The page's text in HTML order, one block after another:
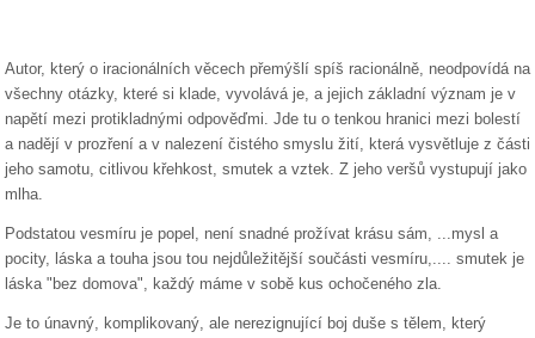
Autor, který o iracionálních věcech přemýšlí spíš racionálně, neodpovídá na
všechny otázky, které si klade, vyvolává je, a jejich základní význam je v
napětí mezi protikladnými odpověďmi. Jde tu o tenkou hranici mezi bolestí
a nadějí v prozření a v nalezení čistého smyslu žití, která vysvětluje z části
jeho samotu, citlivou křehkost, smutek a vztek. Z jeho veršů vystupují jako
mlha.
Podstatou vesmíru je popel, není snadné prožívat krásu sám, ...mysl a
pocity, láska a touha jsou tou nejdůležitější součásti vesmíru,.... smutek je
láska "bez domova", každý máme v sobě kus ochočeného zla.
Je to únavný, komplikovaný, ale nerezignující boj duše s tělem, který